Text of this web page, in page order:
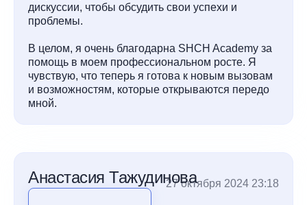
дискуссии, чтобы обсудить свои успехи и
проблемы.
В целом, я очень благодарна SHCH Academy за
помощь в моем профессиональном росте. Я
чувствую, что теперь я готова к новым вызовам
и возможностям, которые открываются передо
мной.
Анастасия Тажудинова27 октября 2024 23:18